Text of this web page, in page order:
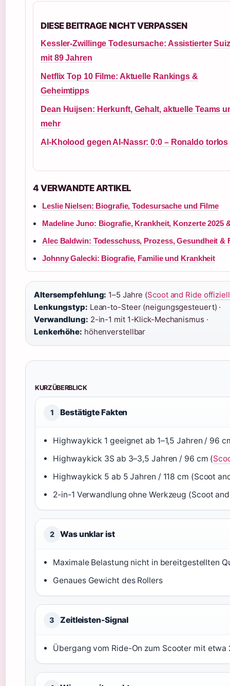
DIESE BEITRAGE NICHT VERPASSEN
Kessler-Zwillinge Todesursache: Assistierter
mit 89 Jahren
Netflix Top 10 Filme: Aktuelle Rankings &
Geheimtipps
Dean Huijsen: Herkunft, Gehalt, aktuelle Teams
mehr
Al-Kholood gegen Al-Nassr: 0:0 – Ronaldo torlos
4 VERWANDTE ARTIKEL
Leslie Nielsen: Biografie, Todesursache und Filme
Madeline Juno: Biografie, Krankheit, Konzerte 2025
Alec Baldwin: Todesschuss, Prozess, Gesundheit &
Johnny Galecki: Biografie, Familie und Krankheit
Altersempfehlung: 1–5 Jahre (Scoot and Ride
Lenkungstyp: Lean-to-Steer (neigungsgesteuert) ·
Verwandlung: 2-in-1 mit 1-Klick-Mechanismus ·
Lenkerhöhe: höhenverstellbar
KURZÜBERBLICK
1 Bestätigte Fakten
Highwaykick 1 geeignet ab 1–1,5 Jahren / 96
Highwaykick 3S ab 3–3,5 Jahren / 96 cm (
Highwaykick 5 ab 5 Jahren / 118 cm (Scoot
2-in-1 Verwandlung ohne Werkzeug (Scoot
2 Was unklar ist
Maximale Belastung nicht in bereitgestellten
Genaues Gewicht des Rollers
3 Zeitleisten-Signal
Übergang vom Ride-On zum Scooter mit etwa